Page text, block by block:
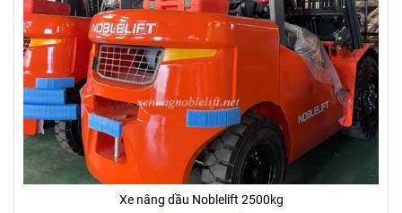
Xe nâng dầu Noblelift 2500kg